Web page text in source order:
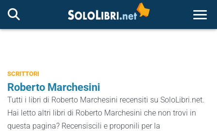
SCRITTORI
Roberto Marchesini
Tutti i libri di Roberto Marchesini recensiti su SoloLibri.net.
Hai letto altri libri di Roberto Marchesini che non trovi in
questa pagina? Recensiscili e proponili per la